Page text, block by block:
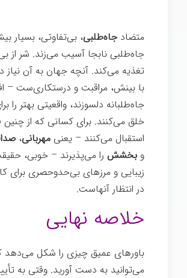
متضاد جاه‌طلبی، بی‌تفاوتی، بسیار
جاه‌طلبی نابجا آسیب می‌زند. شر از
تغذیه می‌کند. آنچه جهان به آن نیاز
با بینش، مراقبت و درستکاری‌ست –
جاه‌طلبانه دلسوزند، واقعیتی بهتر را
خلق می‌کنند. برای کسانی که از چنین
استقبال می‌کنند – یعنی مهربانی،
و بخشش را می‌پذیرند – خوبی،
زیبایی و مرزهای بی‌حدوحصری برای
در انتظار آنهاست.
خلاصه نهایی
باورهای عمیق چیزی را شکل می‌دهد
می‌توانید به دست آورید. وقتی به